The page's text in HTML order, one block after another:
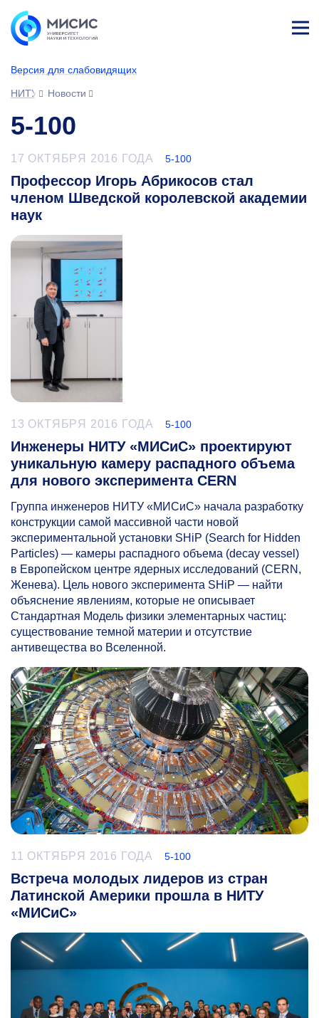
Версия для слабовидящих
НИТУ МИСИС
Новости
5-100
17 ОКТЯБРЯ 2016 ГОДА 5-100
Профессор Игорь Абрикосов стал
членом Шведской королевской академии
наук
13 ОКТЯБРЯ 2016 ГОДА 5-100
Инженеры НИТУ «МИСиС» проектируют
уникальную камеру распадного объема
для нового эксперимента CERN
Группа инженеров НИТУ «МИСиС» начала разработку
конструкции самой массивной части новой
экспериментальной установки SHiP (Search for Hidden
Particles) — камеры распадного объема (decay vessel)
в Европейском центре ядерных исследований (CERN,
Женева). Цель нового эксперимента SHiP — найти
объяснение явлениям, которые не описывает
Стандартная Модель физики элементарных частиц:
существование темной материи и отсутствие
антивещества во Вселенной.
11 ОКТЯБРЯ 2016 ГОДА 5-100
Встреча молодых лидеров из стран
Латинской Америки прошла в НИТУ
«МИСиС»